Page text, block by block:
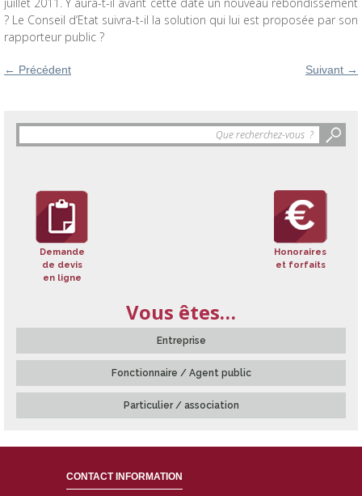
? Le Conseil d’Etat suivra-t-il la solution qui lui est proposée par son
rapporteur public ?
← Précédent Suivant →
Objet
de
Demande
de devis
en ligne
Honoraires
et forfaits
Vous êtes…
Entreprise
Fonctionnaire / Agent public
Particulier / association
CONTACT INFORMATION